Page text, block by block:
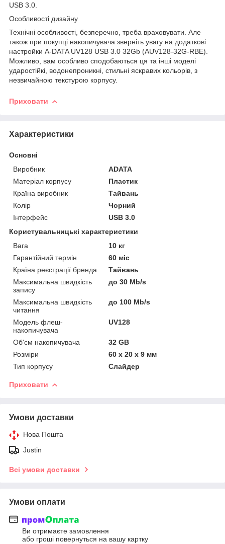
USB 3.0.
Особливості дизайну
Технічні особливості, безперечно, треба враховувати. Але
також при покупці накопичувача зверніть увагу на додаткові
настройки A-DATA UV128 USB 3.0 32Gb (AUV128-32G-RBE).
Можливо, вам особливо сподобаються ця та інші моделі
ударостійкі, водонепроникні, стильні яскравих кольорів, з
незвичайною текстурою корпусу.
Приховати
Характеристики
Основні
Виробник
ADATA
Матеріал корпусу
Пластик
Країна виробник
Тайвань
Колір
Чорний
Інтерфейс
USB 3.0
Користувальницькі характеристики
Вага
10 кг
Гарантійний термін
60 міс
Країна реєстрації бренда
Тайвань
Максимальна швидкість
запису
до 30 Mb/s
Максимальна швидкість
читання
до 100 Mb/s
Модель флеш-
накопичувача
UV128
Об'єм накопичувача
32 GB
Розміри
60 x 20 x 9 мм
Тип корпусу
Слайдер
Приховати
Умови доставки
Нова Пошта
Justin
Всі умови доставки
Умови оплати
Ви отримаєте замовлення
або гроші повернуться на вашу картку